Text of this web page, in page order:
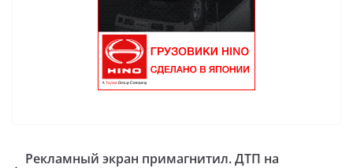
Рекламный экран примагнитил. ДТП на